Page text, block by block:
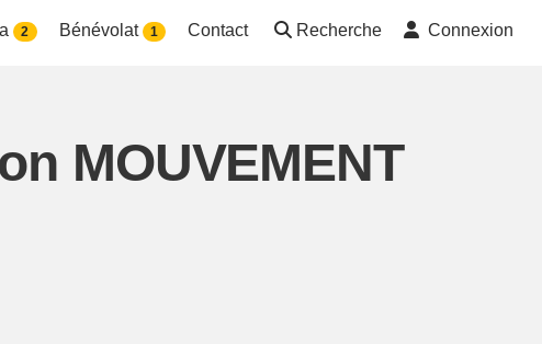
2 Bénévolat 1 Contact Recherche Connexion
MOUVEMENT